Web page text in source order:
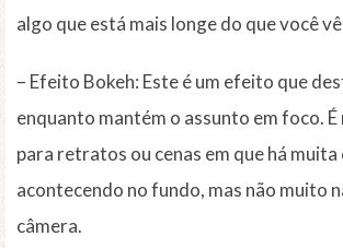
algo que está mais longe do que você
– Efeito Bokeh: Este é um efeito que
enquanto mantém o assunto em foco. É
para retratos ou cenas em que há muita
acontecendo no fundo, mas não muito
câmera.